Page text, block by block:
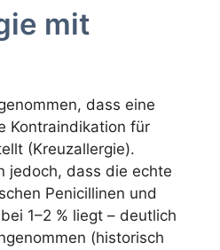
mit
dass eine
Kontraindikation für
(Kreuzallergie).
jedoch, dass die echte
Penicillinen und
1–2 % liegt – deutlich
(historisch